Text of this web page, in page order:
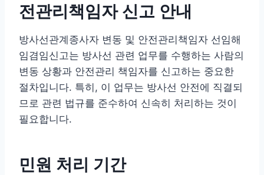
전관리책임자 신고 안내
방사선관계종사자 변동 및 안전관리책임자 선임해
임겸임신고는 방사선 관련 업무를 수행하는 사람의
변동 상황과 안전관리 책임자를 신고하는 중요한
절차입니다. 특히, 이 업무는 방사선 안전에 직결되
므로 관련 법규를 준수하여 신속히 처리하는 것이
필요합니다.
민원 처리 기간